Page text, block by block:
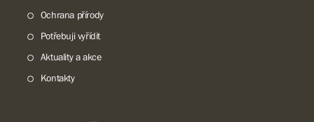
Ochrana přírody
Potřebuji vyřídit
Aktuality a akce
Kontakty